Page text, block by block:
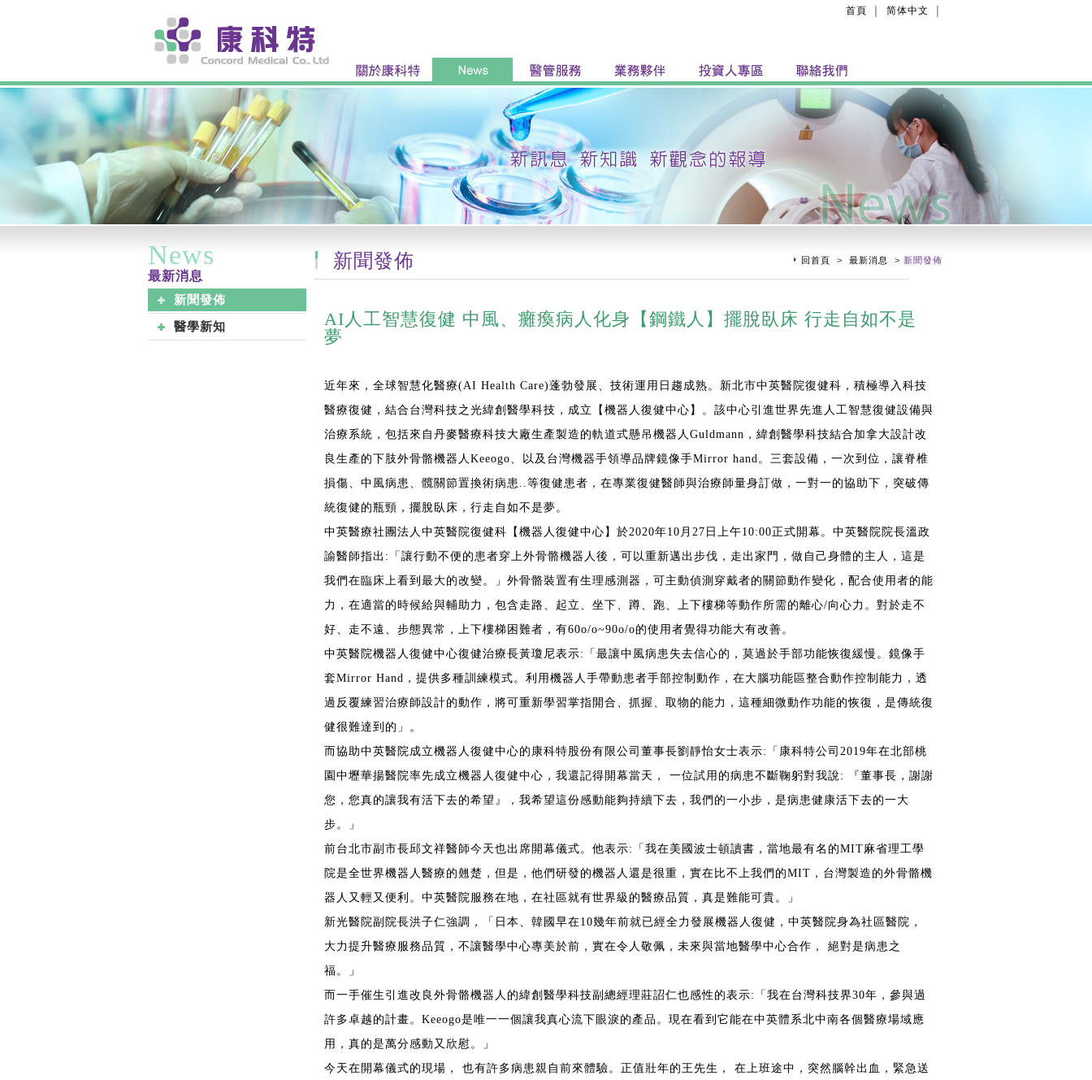
首頁 简体中文
News
最新消息
新聞發佈
醫學新知
新聞發佈 回首頁 > 最新消息 > 新聞發佈
AI人工智慧復健 中風、癱瘓病人化身【鋼鐵人】擺脫臥床 行走自如不是
夢
近年來，全球智慧化醫療(AI Health Care)蓬勃發展、技術運用日趨成熟。新北市中英醫院復健科，積極導入科技
醫療復健，結合台灣科技之光緯創醫學科技，成立【機器人復健中心】。該中心引進世界先進人工智慧復健設備與
治療系統，包括來自丹麥醫療科技大廠生產製造的軌道式懸吊機器人Guldmann，緯創醫學科技結合加拿大設計改
良生產的下肢外骨骼機器人Keeogo、以及台灣機器手領導品牌鏡像手Mirror hand。三套設備，一次到位，讓脊椎
損傷、中風病患、髖關節置換術病患..等復健患者，在專業復健醫師與治療師量身訂做，一對一的協助下，突破傳
統復健的瓶頸，擺脫臥床，行走自如不是夢。
中英醫療社團法人中英醫院復健科【機器人復健中心】於2020年10月27日上午10:00正式開幕。中英醫院院長溫政
諭醫師指出:「讓行動不便的患者穿上外骨骼機器人後，可以重新邁出步伐，走出家門，做自己身體的主人，這是
我們在臨床上看到最大的改變。」外骨骼裝置有生理感測器，可主動偵測穿戴者的關節動作變化，配合使用者的能
力，在適當的時候給與輔助力，包含走路、起立、坐下、蹲、跑、上下樓梯等動作所需的離心/向心力。對於走不
好、走不遠、步態異常，上下樓梯困難者，有60o/o~90o/o的使用者覺得功能大有改善。
中英醫院機器人復健中心復健治療長黃瓊尼表示:「最讓中風病患失去信心的，莫過於手部功能恢復緩慢。鏡像手
套Mirror Hand，提供多種訓練模式。利用機器人手帶動患者手部控制動作，在大腦功能區整合動作控制能力，透
過反覆練習治療師設計的動作，將可重新學習掌指開合、抓握、取物的能力，這種細微動作功能的恢復，是傳統復
健很難達到的」。
而協助中英醫院成立機器人復健中心的康科特股份有限公司董事長劉靜怡女士表示:「康科特公司2019年在北部桃
園中壢華揚醫院率先成立機器人復健中心，我還記得開幕當天， 一位試用的病患不斷鞠躬對我說: 『董事長，謝謝
您，您真的讓我有活下去的希望』，我希望這份感動能夠持續下去，我們的一小步，是病患健康活下去的一大
步。」
前台北市副市長邱文祥醫師今天也出席開幕儀式。他表示:「我在美國波士頓讀書，當地最有名的MIT麻省理工學
院是全世界機器人醫療的翹楚，但是，他們研發的機器人還是很重，實在比不上我們的MIT，台灣製造的外骨骼機
器人又輕又便利。中英醫院服務在地，在社區就有世界級的醫療品質，真是難能可貴。」
新光醫院副院長洪子仁強調，「日本、韓國早在10幾年前就已經全力發展機器人復健，中英醫院身為社區醫院，
大力提升醫療服務品質，不讓醫學中心專美於前，實在令人敬佩，未來與當地醫學中心合作， 絕對是病患之
福。」
而一手催生引進改良外骨骼機器人的緯創醫學科技副總經理莊詔仁也感性的表示:「我在台灣科技界30年，參與過
許多卓越的計畫。Keeogo是唯一一個讓我真心流下眼淚的產品。現在看到它能在中英體系北中南各個醫療場域應
用，真的是萬分感動又欣慰。」
今天在開幕儀式的現場， 也有許多病患親自前來體驗。正值壯年的王先生， 在上班途中，突然腦幹出血，緊急送